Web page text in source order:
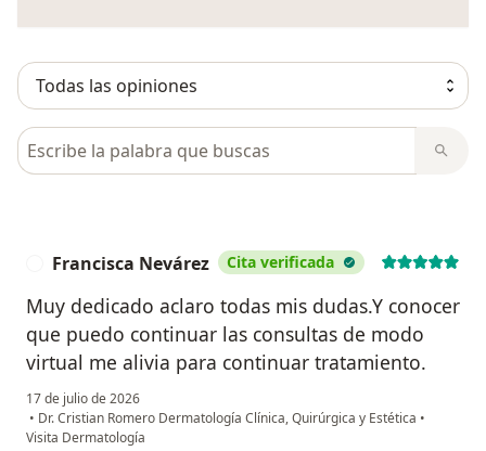
Busca en opiniones
Francisca Nevárez Cita verificada
Muy dedicado aclaro todas mis dudas.Y conocer
que puedo continuar las consultas de modo
virtual me alivia para continuar tratamiento.
17 de julio de 2026
• Dr. Cristian Romero Dermatología Clínica, Quirúrgica y Estética •
Visita Dermatología